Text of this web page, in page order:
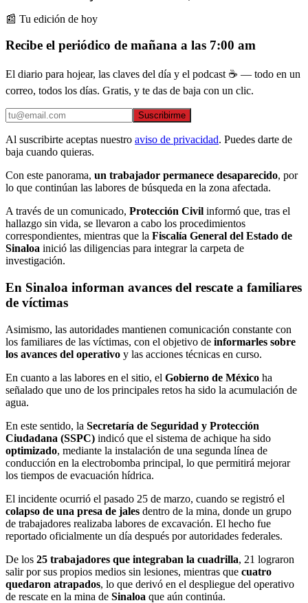
📰 Tu edición de hoy
Recibe el periódico de mañana a las 7:00 am
El diario para hojear, las claves del día y el podcast ☕ — todo en un
correo, todos los días. Gratis, y te das de baja con un clic.
Suscribirme
Al suscribirte aceptas nuestro aviso de privacidad. Puedes darte de
baja cuando quieras.
Con este panorama, un trabajador permanece desaparecido, por
lo que continúan las labores de búsqueda en la zona afectada.
A través de un comunicado, Protección Civil informó que, tras el
hallazgo sin vida, se llevaron a cabo los procedimientos
correspondientes, mientras que la Fiscalía General del Estado de
Sinaloa inició las diligencias para integrar la carpeta de
investigación.
En Sinaloa informan avances del rescate a familiares
de víctimas
Asimismo, las autoridades mantienen comunicación constante con
los familiares de las víctimas, con el objetivo de informarles sobre
los avances del operativo y las acciones técnicas en curso.
En cuanto a las labores en el sitio, el Gobierno de México ha
señalado que uno de los principales retos ha sido la acumulación de
agua.
En este sentido, la Secretaría de Seguridad y Protección
Ciudadana (SSPC) indicó que el sistema de achique ha sido
optimizado, mediante la instalación de una segunda línea de
conducción en la electrobomba principal, lo que permitirá mejorar
los tiempos de evacuación hídrica.
El incidente ocurrió el pasado 25 de marzo, cuando se registró el
colapso de una presa de jales dentro de la mina, donde un grupo
de trabajadores realizaba labores de excavación. El hecho fue
reportado oficialmente un día después por autoridades federales.
De los 25 trabajadores que integraban la cuadrilla, 21 lograron
salir por sus propios medios sin lesiones, mientras que cuatro
quedaron atrapados, lo que derivó en el despliegue del operativo
de rescate en la mina de Sinaloa que aún continúa.